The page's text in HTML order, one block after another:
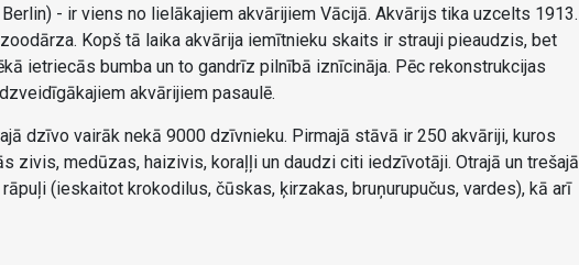
- ir viens no lielākajiem akvārijiem Vācijā. Akvārijs tika uzcelts 1913.
Kopš tā laika akvārija iemītnieku skaits ir strauji pieaudzis, bet
ietriecās bumba un to gandrīz pilnībā iznīcināja. Pēc rekonstrukcijas
akvārijiem pasaulē.
dzīvo vairāk nekā 9000 dzīvnieku. Pirmajā stāvā ir 250 akvāriji, kuros
zivis, medūzas, haizivis, koraļļi un daudzi citi iedzīvotāji. Otrajā un trešajā
(ieskaitot krokodilus, čūskas, ķirzakas, bruņurupučus, vardes), kā arī